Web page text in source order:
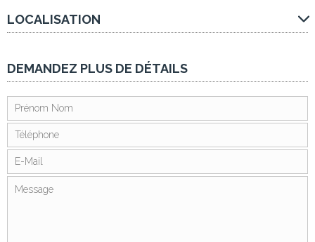
LOCALISATION
DEMANDEZ PLUS DE DÉTAILS